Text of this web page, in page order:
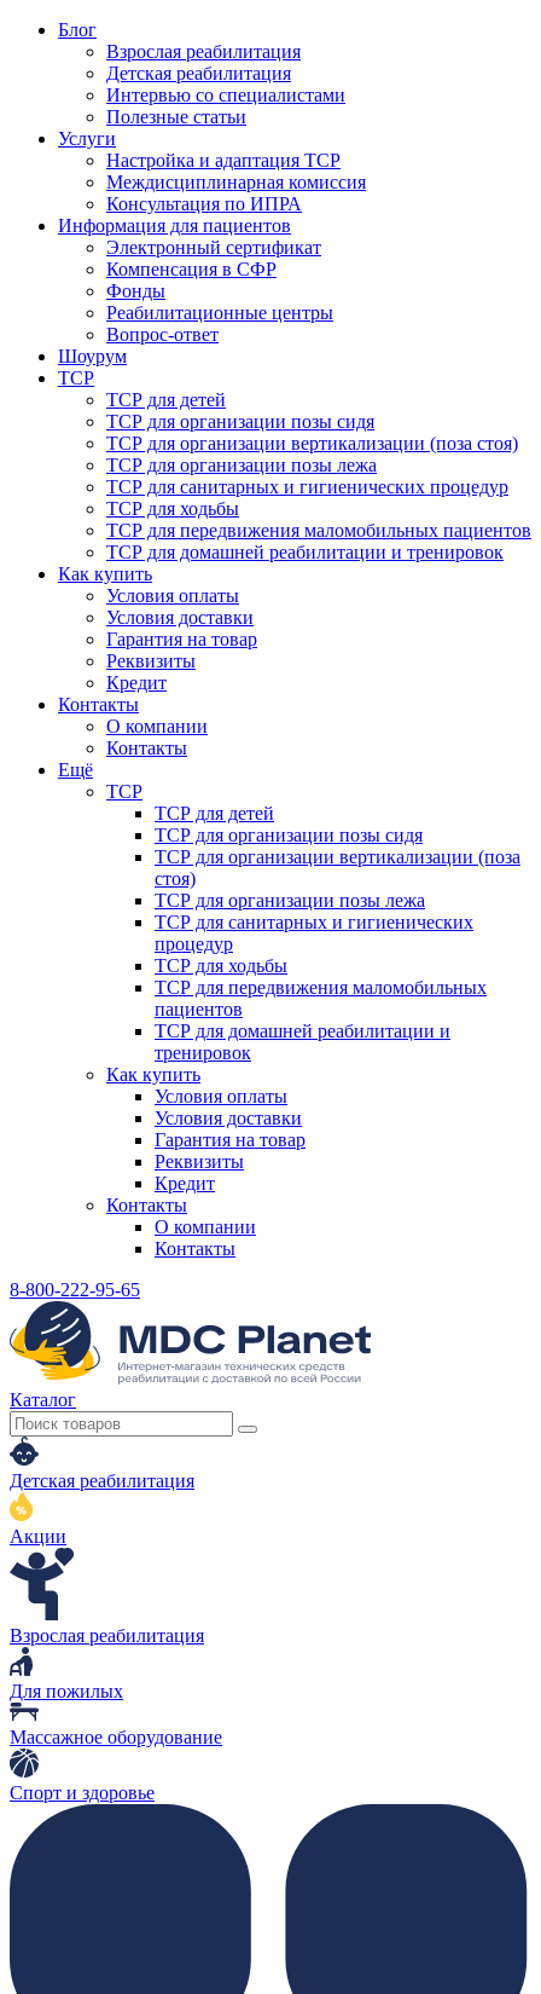
Блог
Взрослая реабилитация
Детская реабилитация
Интервью со специалистами
Полезные статьи
Услуги
Настройка и адаптация ТСР
Междисциплинарная комиссия
Консультация по ИПРА
Информация для пациентов
Электронный сертификат
Компенсация в СФР
Фонды
Реабилитационные центры
Вопрос-ответ
Шоурум
ТСР
ТСР для детей
ТСР для организации позы сидя
ТСР для организации вертикализации (поза стоя)
ТСР для организации позы лежа
ТСР для санитарных и гигиенических процедур
ТСР для ходьбы
ТСР для передвижения маломобильных пациентов
ТСР для домашней реабилитации и тренировок
Как купить
Условия оплаты
Условия доставки
Гарантия на товар
Реквизиты
Кредит
Контакты
О компании
Контакты
Ещё
ТСР
ТСР для детей
ТСР для организации позы сидя
ТСР для организации вертикализации (поза
стоя)
ТСР для организации позы лежа
ТСР для санитарных и гигиенических
процедур
ТСР для ходьбы
ТСР для передвижения маломобильных
пациентов
ТСР для домашней реабилитации и
тренировок
Как купить
Условия оплаты
Условия доставки
Гарантия на товар
Реквизиты
Кредит
Контакты
О компании
Контакты
8-800-222-95-65
Каталог
Детская реабилитация
Акции
Взрослая реабилитация
Для пожилых
Массажное оборудование
Спорт и здоровье